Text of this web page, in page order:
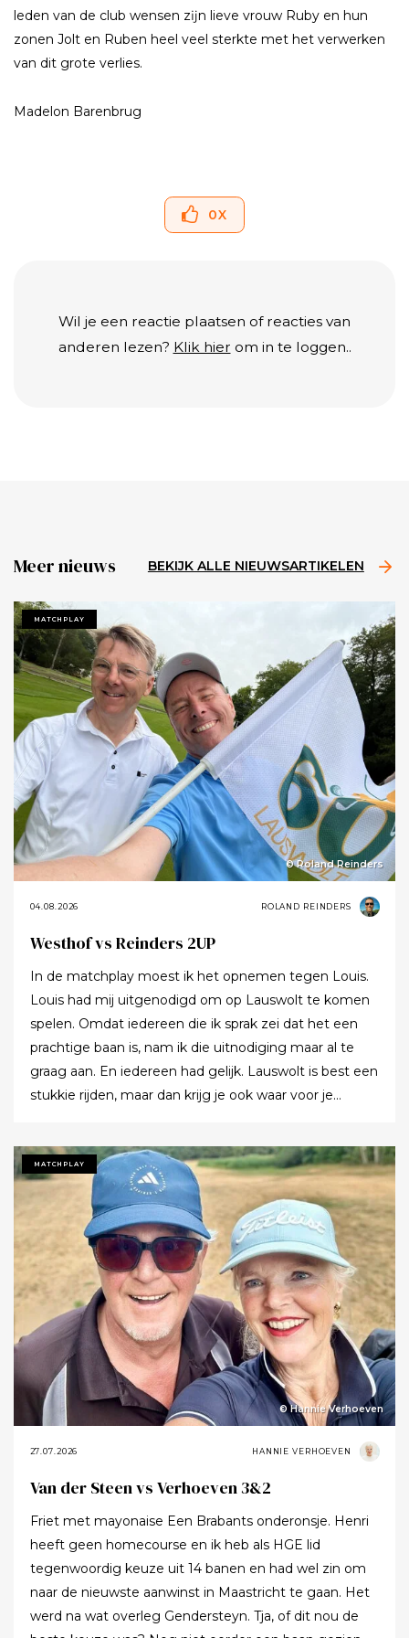
leden van de club wensen zĳn lieve vrouw Ruby en hun
zonen Jolt en Ruben heel veel sterkte met het verwerken
van dit grote verlies.
Madelon Barenbrug
0X
Wil je een reactie plaatsen of reacties van
anderen lezen? Klik hier om in te loggen..
Meer nieuws BEKIJK ALLE NIEUWSARTIKELEN
MATCHPLAY
© Roland Reinders
04.08.2026 ROLAND REINDERS
Westhof vs Reinders 2UP
In de matchplay moest ik het opnemen tegen Louis.
Louis had mij uitgenodigd om op Lauswolt te komen
spelen. Omdat iedereen die ik sprak zei dat het een
prachtige baan is, nam ik die uitnodiging maar al te
graag aan. En iedereen had gelijk. Lauswolt is best een
stukkie rijden, maar dan krijg je ook waar voor je
twaalf heb gezegd dat ik het zo’n mooie baan vond.
Tot ik uiteindelijk aankondigde dat ik het nu echt niet
meer ging zeggen.
MATCHPLAY
© Hannie Verhoeven
27.07.2026 HANNIE VERHOEVEN
Van der Steen vs Verhoeven 3&2
Friet met mayonaise Een Brabants onderonsje. Henri
heeft geen homecourse en ik heb als HGE lid
tegenwoordig keuze uit 14 banen en had wel zin om
naar de nieuwste aanwinst in Maastricht te gaan. Het
werd na wat overleg Gendersteyn. Tja, of dit nou de